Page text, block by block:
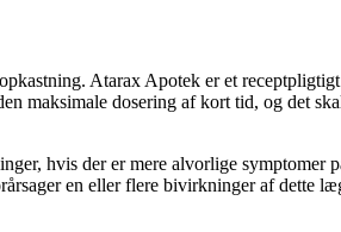
Atarax Apotek er et
maksimale dosering af kort tid, og det
hvis der er mere alvorlige
en eller flere bivirkninger af dette